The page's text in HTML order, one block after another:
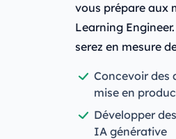
vous prépare aux
Learning
serez en mesure
Concevoir des
mise en
Développer
IA générative